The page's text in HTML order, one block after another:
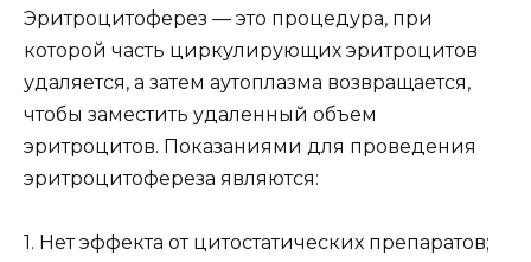
Эритроцитоферез — это процедура, при
которой часть циркулирующих эритроцитов
удаляется, а затем аутоплазма возвращается,
чтобы заместить удаленный объем
эритроцитов. Показаниями для проведения
эритроцитофереза являются:
1. Нет эффекта от цитостатических препаратов;